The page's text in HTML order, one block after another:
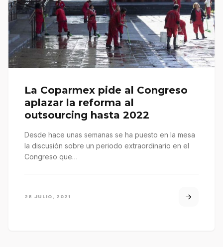
La Coparmex pide al Congreso
aplazar la reforma al
outsourcing hasta 2022
Desde hace unas semanas se ha puesto en la mesa
la discusión sobre un periodo extraordinario en el
Congreso que…
28 JULIO, 2021